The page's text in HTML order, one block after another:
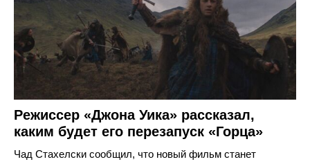
Режиссер «Джона Уика» рассказал,
каким будет его перезапуск «Горца»
Чад Стахелски сообщил, что новый фильм станет